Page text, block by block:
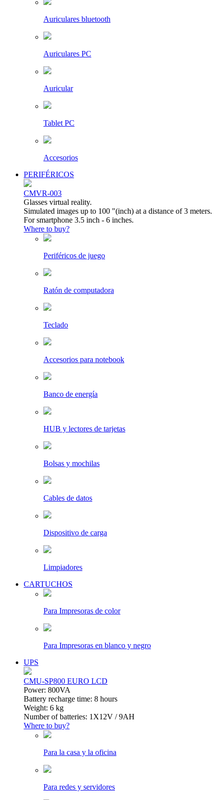
Auriculares bluetooth
Auriculares PC
Auricular
Tablet PC
Accesorios
PERIFÉRICOS
CMVR-003
Glasses virtual reality.
Simulated images up to 100 "(inch) at a distance of 3 meters.
For smartphone 3.5 inch - 6 inches.
Where to buy?
Periféricos de juego
Ratón de computadora
Teclado
Accesorios para notebook
Banco de energía
HUB y lectores de tarjetas
Bolsas y mochilas
Cables de datos
Dispositivo de carga
Limpiadores
CARTUCHOS
Para Impresoras de color
Para Impresoras en blanco y negro
UPS
CMU-SP800 EURO LCD
Power: 800VA
Battery recharge time: 8 hours
Weight: 6 kg
Number of batteries: 1Х12V / 9AH
Where to buy?
Para la casa y la oficina
Para redes y servidores